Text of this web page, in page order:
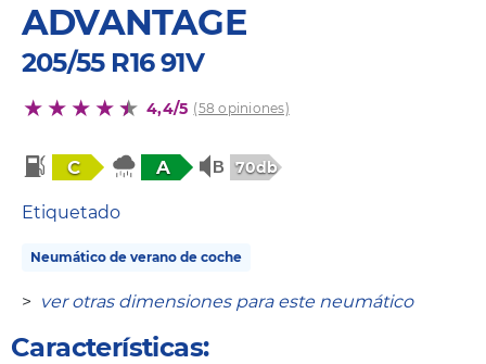
ADVANTAGE
205/55 R16 91V
4,4/5 (58 opiniones)
C A 70db
Etiquetado
Neumático de verano de coche
> ver otras dimensiones para este neumático
Características: